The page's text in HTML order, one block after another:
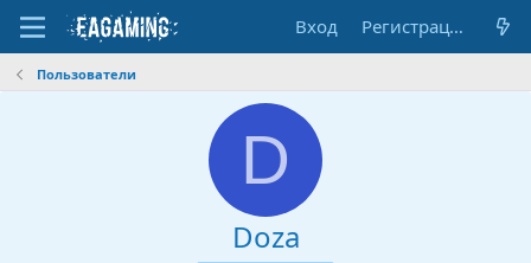
Вход Регистрация
Пользователи
D
Doza